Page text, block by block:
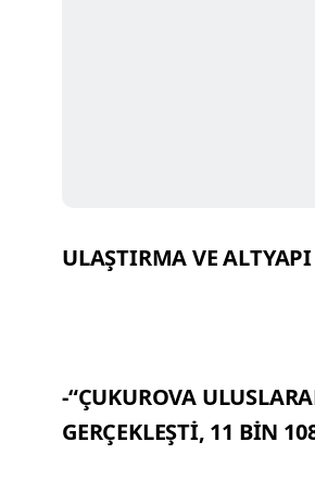
ULAŞTIRMA VE
-“ÇUKUROVA
GERÇEKLEŞTİ, 11 BİN